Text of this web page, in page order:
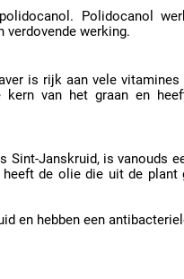
Polidocanol
verdovende werking.
is rijk aan vele
van het graan en
Sint-Janskruid, is vanouds
de olie die uit de
en hebben een